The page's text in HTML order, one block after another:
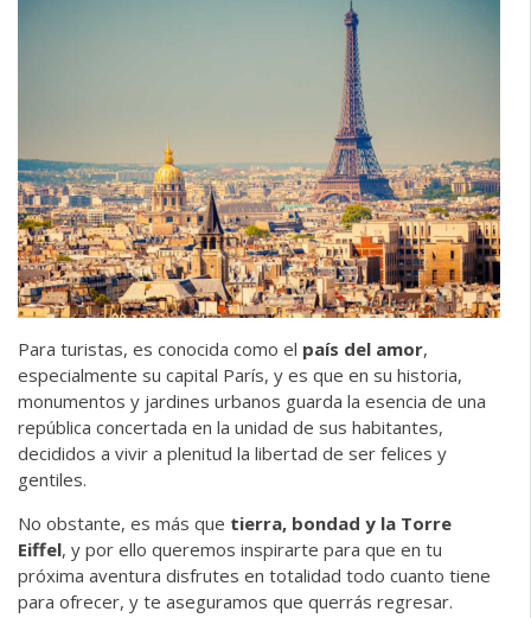
Para turistas, es conocida como el país del amor,
especialmente su capital París, y es que en su historia,
monumentos y jardines urbanos guarda la esencia de una
república concertada en la unidad de sus habitantes,
decididos a vivir a plenitud la libertad de ser felices y
gentiles.
No obstante, es más que tierra, bondad y la Torre
Eiffel, y por ello queremos inspirarte para que en tu
próxima aventura disfrutes en totalidad todo cuanto tiene
para ofrecer, y te aseguramos que querrás regresar.